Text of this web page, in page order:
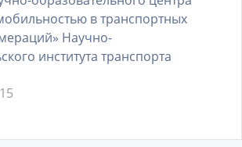
в транспортных
Научно-
института транспорта